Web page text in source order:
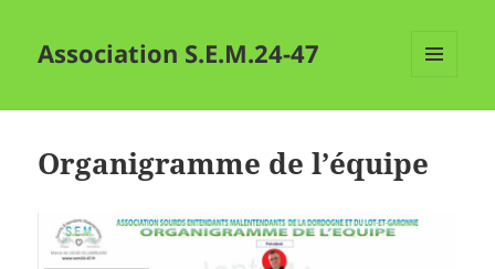
Association S.E.M.24-47
Organigramme de l’équipe